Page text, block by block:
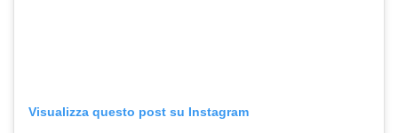
Visualizza questo post su Instagram